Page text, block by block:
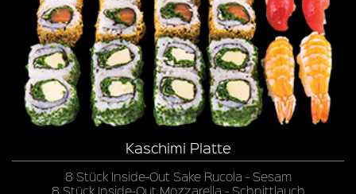
Kaschimi Platte
8 Stück Inside-Out Sake Rucola - Sesam
8 Stück Inside-Out Mozzarella - Schnittlauch